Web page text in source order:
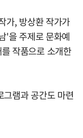
가, 방상환 작가가
'을 주제로 문화예
작품으로 소개한
그램과 공간도 마련